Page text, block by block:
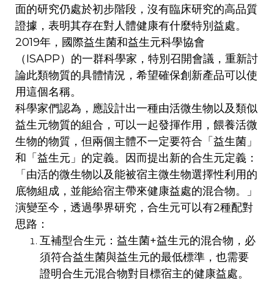
面的研究仍處於初步階段，沒有臨床研究的高品質
證據，表明其存在對人體健康有什麼特別益處。
2019年，國際益生菌和益生元科學協會
（ISAPP）的一群科學家，特別召開會議，重新討
論此類物質的具體情況，希望確保創新產品可以使
用這個名稱。
科學家們認為，應設計出一種由活微生物以及類似
益生元物質的組合，可以一起發揮作用，餵養活微
生物的物質，但兩個主體不一定要符合「益生菌」
和「益生元」的定義。因而提出新的合生元定義：
「由活的微生物以及能被宿主微生物選擇性利用的
底物組成，並能給宿主帶來健康益處的混合物。」
演變至今，透過學界研究，合生元可以有2種配對
思路：
互補型合生元：益生菌+益生元的混合物，必
須符合益生菌與益生元的最低標準，也需要
證明合生元混合物對目標宿主的健康益處。